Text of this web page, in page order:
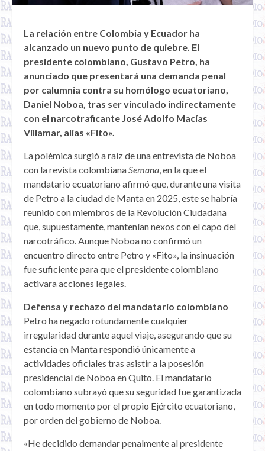
La relación entre Colombia y Ecuador ha
alcanzado un nuevo punto de quiebre. El
presidente colombiano, Gustavo Petro, ha
anunciado que presentará una demanda penal
por calumnia contra su homólogo ecuatoriano,
Daniel Noboa, tras ser vinculado indirectamente
con el narcotraficante José Adolfo Macías
Villamar, alias «Fito».
La polémica surgió a raíz de una entrevista de Noboa
con la revista colombianaSemana, en la que el
mandatario ecuatoriano afirmó que, durante una visita
de Petro a la ciudad de Manta en 2025, este se habría
reunido con miembros de la Revolución Ciudadana
que, supuestamente, mantenían nexos con el capo del
narcotráfico. Aunque Noboa no confirmó un
encuentro directo entre Petro y «Fito», la insinuación
fue suficiente para que el presidente colombiano
activara acciones legales.
Defensa y rechazo del mandatario colombiano
Petro ha negado rotundamente cualquier
irregularidad durante aquel viaje, asegurando que su
estancia en Manta respondió únicamente a
actividades oficiales tras asistir a la posesión
presidencial de Noboa en Quito. El mandatario
colombiano subrayó que su seguridad fue garantizada
en todo momento por el propio Ejército ecuatoriano,
por orden del gobierno de Noboa.
«He decidido demandar penalmente al presidente